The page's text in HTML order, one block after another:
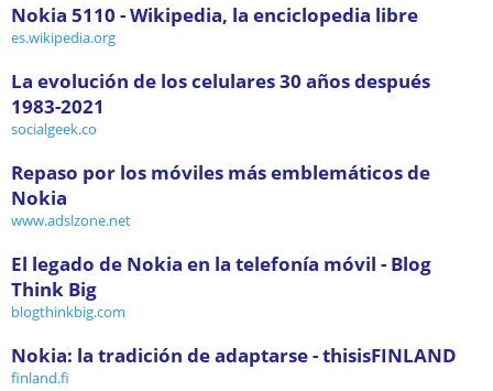
Nokia 5110 - Wikipedia, la enciclopedia libre
es.wikipedia.org
La evolución de los celulares 30 años después
1983-2021
socialgeek.co
Repaso por los móviles más emblemáticos de
Nokia
www.adslzone.net
El legado de Nokia en la telefonía móvil - Blog
Think Big
blogthinkbig.com
Nokia: la tradición de adaptarse - thisisFINLAND
finland.fi